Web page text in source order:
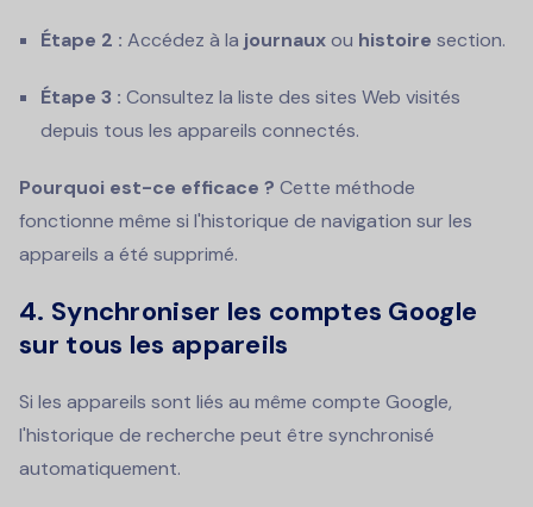
Étape 2 : Accédez à la journauxou histoire section.
Étape 3 : Consultez la liste des sites Web visités
depuis tous les appareils connectés.
Pourquoi est-ce efficace ? Cette méthode
fonctionne même si l'historique de navigation sur les
appareils a été supprimé.
4. Synchroniser les comptes Google
sur tous les appareils
Si les appareils sont liés au même compte Google,
l'historique de recherche peut être synchronisé
automatiquement.